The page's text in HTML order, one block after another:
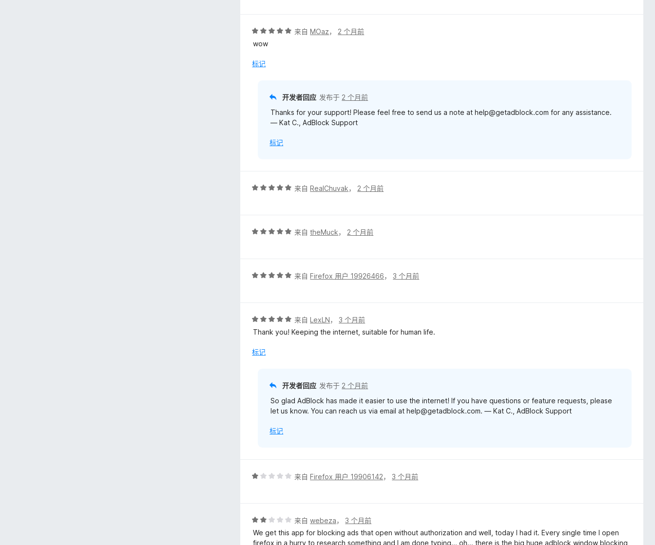
5
评
分
/
来自MOaz， 2 个月前
wow
标记
开发者回应 发布于 2 个月前
Thanks for your support! Please feel free to send us a note at help@getadblock.com for any assistance.
— Kat C., AdBlock Support
标记
评
5
来自RealChuvak， 2 个月前
评
5
来自theMuck， 2 个月前
评
5
来自Firefox 用户 19926466，3 个月前
评
分
/
来自LexLN，3 个月前
Thank you! Keeping the internet, suitable for human life.
标记
开发者回应 发布于 2 个月前
So glad AdBlock has made it easier to use the internet! If you have questions or feature requests, please
let us know. You can reach us via email at help@getadblock.com. — Kat C., AdBlock Support
标记
评
5
来自Firefox 用户 19906142，3 个月前
评
分
2
来自webeza，3 个月前
We get this app for blocking ads that open without authorization and well, today I had it. Every single time I open
firefox in a hurry to research something and I am done typing... oh... there is the big huge adblock window blocking